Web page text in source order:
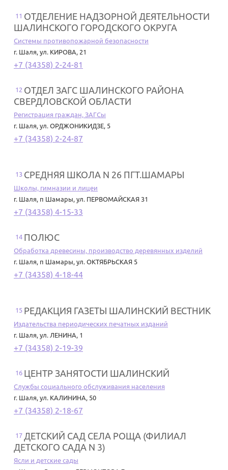
11 ОТДЕЛЕНИЕ НАДЗОРНОЙ ДЕЯТЕЛЬНОСТИ
ШАЛИНСКОГО ГОРОДСКОГО ОКРУГА
Системы противопожарной безопасности
г. Шаля, ул. КИРОВА, 21
+7 (34358) 2-24-81
12 ОТДЕЛ ЗАГС ШАЛИНСКОГО РАЙОНА
СВЕРДЛОВСКОЙ ОБЛАСТИ
Регистрация граждан, ЗАГСы
г. Шаля, ул. ОРДЖОНИКИДЗЕ, 5
+7 (34358) 2-24-87
13 СРЕДНЯЯ ШКОЛА N 26 ПГТ.ШАМАРЫ
Школы, гимназии и лицеи
г. Шаля, п Шамары, ул. ПЕРВОМАЙСКАЯ 31
+7 (34358) 4-15-33
14 ПОЛЮС
Обработка древесины, производство деревянных изделий
г. Шаля, п Шамары, ул. ОКТЯБРЬСКАЯ 5
+7 (34358) 4-18-44
15 РЕДАКЦИЯ ГАЗЕТЫ ШАЛИНСКИЙ ВЕСТНИК
Издательства периодических печатных изданий
г. Шаля, ул. ЛЕНИНА, 1
+7 (34358) 2-19-39
16 ЦЕНТР ЗАНЯТОСТИ ШАЛИНСКИЙ
Службы социального обслуживания населения
г. Шаля, ул. КАЛИНИНА, 50
+7 (34358) 2-18-67
17 ДЕТСКИЙ САД СЕЛА РОЩА (ФИЛИАЛ
ДЕТСКОГО САДА N 3)
Ясли и детские сады